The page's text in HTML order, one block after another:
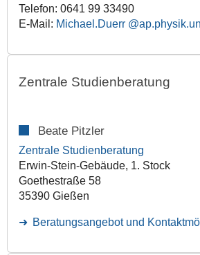
Telefon: 0641 99 33490
E-Mail: Michael.Duerr
Zentrale Studienberatung
Beate Pitzler
Zentrale Studienberatung
Erwin-Stein-Gebäude, 1. Stock
Goethestraße 58
35390 Gießen
Beratungsangebot und